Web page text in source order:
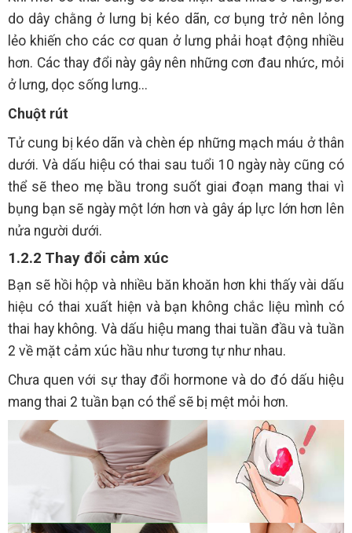
do dây chằng ở lưng bị kéo dãn, cơ bụng trở nên lỏng
lẻo khiến cho các cơ quan ở lưng phải hoạt động nhiều
hơn. Các thay đổi này gây nên những cơn đau nhức, mỏi
ở lưng, dọc sống lưng...
Chuột rút
Tử cung bị kéo dãn và chèn ép những mạch máu ở thân
dưới. Và dấu hiệu có thai sau tuổi 10 ngày này cũng có
thể sẽ theo mẹ bầu trong suốt giai đoạn mang thai vì
bụng bạn sẽ ngày một lớn hơn và gây áp lực lớn hơn lên
nửa người dưới.
1.2.2 Thay đổi cảm xúc
Bạn sẽ hồi hộp và nhiều băn khoăn hơn khi thấy vài dấu
hiệu có thai xuất hiện và bạn không chắc liệu mình có
thai hay không. Và dấu hiệu mang thai tuần đầu và tuần
2 về mặt cảm xúc hầu như tương tự như nhau.
Chưa quen với sự thay đổi hormone và do đó dấu hiệu
mang thai 2 tuần bạn có thể sẽ bị mệt mỏi hơn.